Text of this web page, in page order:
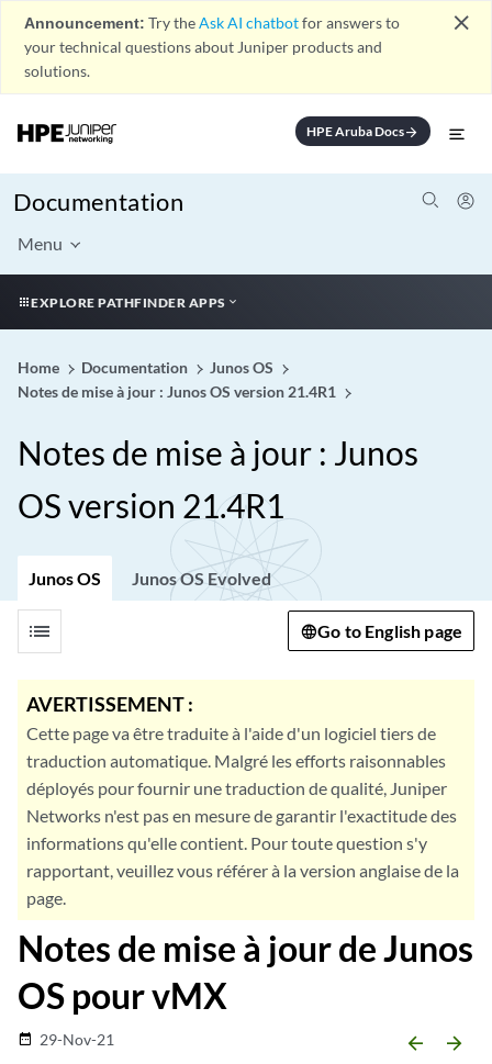
Announcement: Try theAsk AI chatbotfor answers to
your technical questions about Juniper products and
solutions.
close
HPE Aruba Docsarrow_forward
Documentation
Menu
EXPLORE PATHFINDER APPS
Home Documentation
Junos OS
Notes de mise à jour : Junos OS version 21.4R1
Notes de mise à jour : Junos
OS version 21.4R1
Junos OS Junos OS Evolved
list Go to English page
AVERTISSEMENT :
Cette page va être traduite à l'aide d'un logiciel tiers de
traduction automatique. Malgré les efforts raisonnables
déployés pour fournir une traduction de qualité, Juniper
Networks n'est pas en mesure de garantir l'exactitude des
informations qu'elle contient. Pour toute question s'y
rapportant, veuillez vous référer à la version anglaise de la
page.
Notes de mise à jour de Junos
OS pour vMX
date_range 29-Nov-21 arrow_backward arrow_forward